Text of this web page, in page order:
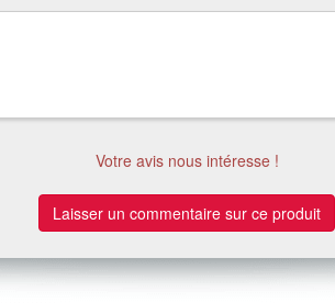
Votre avis nous intéresse !
Laisser un commentaire sur ce produit